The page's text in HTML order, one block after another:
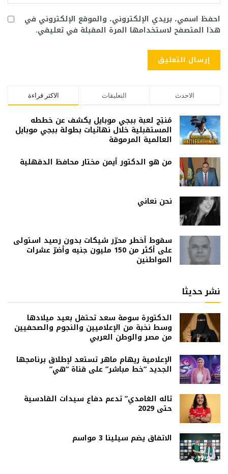
احفظ اسمي، بريدي الإلكتروني، والموقع الإلكتروني في
هذا المتصفح لاستخدامها المرة المقبلة في تعليقي.
الاكثر قراءة التعليقات الاحدث
مُنتِج لعبة ببجي موبايل يكشف عن خططه
المستقبلية خلال نهائيات بطولة ببجي موبايل
العالمية المرموقة
من هو الدكتور أيمن مختار محافظ الدقهلية
نحن نعاني
سقوط أخطر محرّر شيكات بدون رصيد استولى
على أكثر من 150 مليون جنيه وأضرّ عشرات
المواطنين
نشر حديثا
الدكتورة سومة سعد تحتفل بعيد ميلادها
وسط نخبة من الإعلاميين والنجوم والصحفيين
من مصر والوطن العربي
الإعلامية ريهام ماهر تستعد لإطلاق برنامجها
الجديد “خط مباشر” على قناة “هي”
تاله الغامدي” تدعم دفاع سيدات القادسية
حتى 2029
الاتفاق يضم سيلينا 3 مواسم